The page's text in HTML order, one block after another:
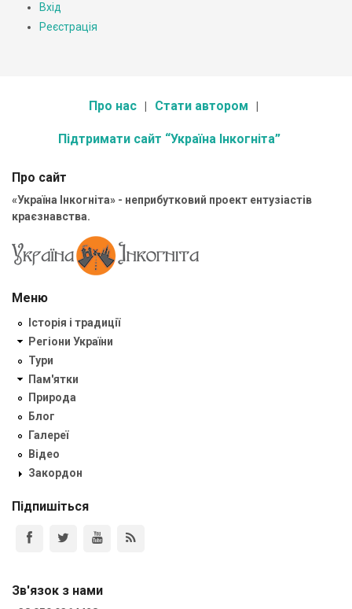
Вхід
Реєстрація
Про нас Стати автором
Підтримати сайт “Україна Інкогніта”
Про сайт
«Україна Інкогніта» - неприбутковий проект ентузіастів
краєзнавства.
Меню
Історія і традиції
Регіони України
Тури
Пам'ятки
Природа
Блог
Галереї
Відео
Закордон
Підпишіться
Зв'язок з нами